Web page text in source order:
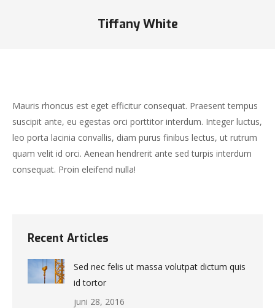
Tiffany White
Mauris rhoncus est eget efficitur consequat. Praesent tempus
suscipit ante, eu egestas orci porttitor interdum. Integer luctus,
leo porta lacinia convallis, diam purus finibus lectus, ut rutrum
quam velit id orci. Aenean hendrerit ante sed turpis interdum
consequat. Proin eleifend nulla!
Recent Articles
Sed nec felis ut massa volutpat dictum quis
id tortor
juni 28, 2016